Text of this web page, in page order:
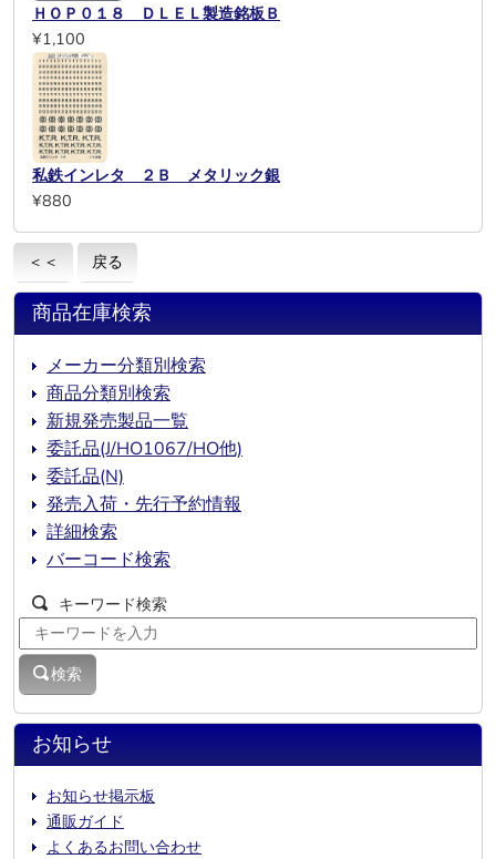
ＨＯＰ０１８ ＤＬＥＬ製造銘板Ｂ
¥1,100
私鉄インレタ ２Ｂ メタリック銀
¥880
＜＜ 戻る
お知らせ
お知らせ掲示板
通販ガイド
よくあるお問い合わせ
商品在庫検索
メーカー分類別検索
商品分類別検索
新規発売製品一覧
委託品(J/HO1067/HO他)
委託品(N)
発売入荷・先行予約情報
詳細検索
バーコード検索
キーワード検索
検索